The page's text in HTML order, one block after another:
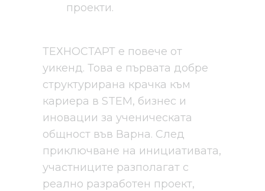
проекти.
ТЕХНОСТАРТ е повече от
уикенд. Това е първата добре
структурирана крачка към
кариера в STEM, бизнес и
иновации за ученическата
общност във Варна. След
приключване на инициативата,
участниците разполагат с
реално разработен проект,